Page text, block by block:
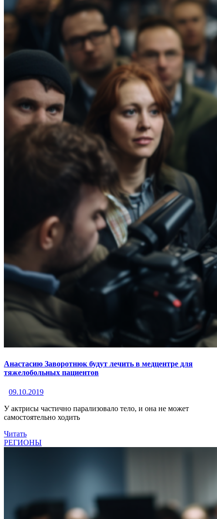
Анастасию Заворотнюк будут лечить в медцентре для
тяжелобольных пациентов
09.10.2019
У актрисы частично парализовало тело, и она не может
самостоятельно ходить
Читать
РЕГИОНЫ